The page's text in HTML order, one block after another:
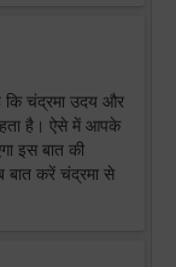
कि चंद्रमा उदय और
है। ऐसे में आपके
इस बात की
करें चंद्रमा से